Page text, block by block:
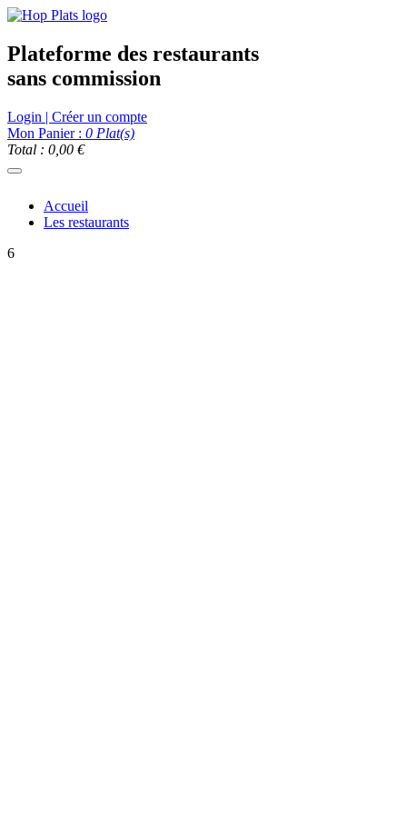
Plateforme des restaurants
sans commission
Login | Créer un compte
Mon Panier : 0 Plat(s)
Total : 0,00 €
Accueil
Les restaurants
6